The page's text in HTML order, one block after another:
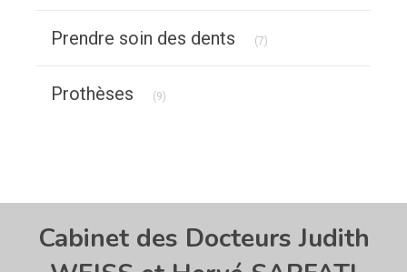
Prendre soin des dents (7)
Prothèses (9)
Cabinet des Docteurs Judith